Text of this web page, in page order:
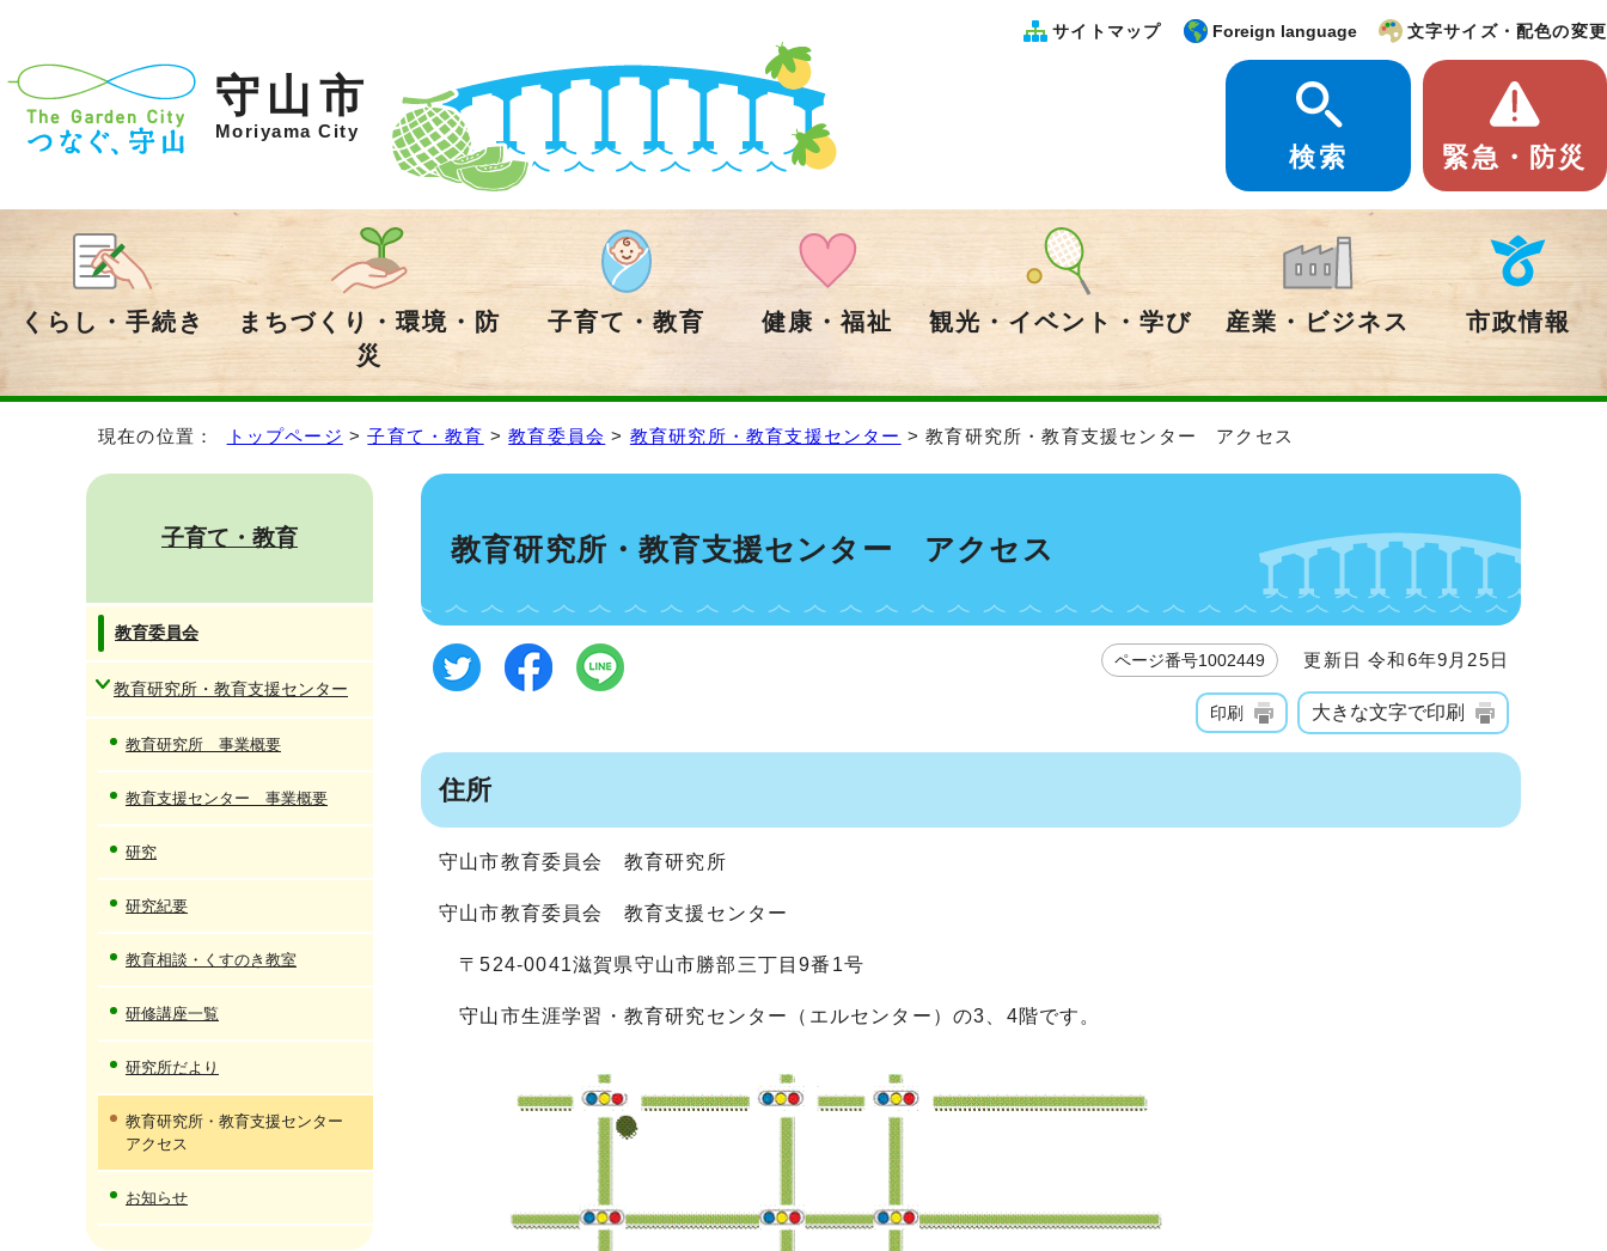
守山市
Moriyama City
サイトマップ Foreign language 文字サイズ・配色の変更
検索 緊急・防災
くらし・手続き
まちづくり・環境・防
災
子育て・教育 健康・福祉 観光・イベント・学び 産業・ビジネス 市政情報
現在の位置： トップページ >子育て・教育 >教育委員会 > 教育研究所・教育支援センター > 教育研究所・教育支援センター アクセス
教育研究所・教育支援センター アクセス
ページ番号1002449 更新日 令和6年9月25日
印刷 大きな文字で印刷
住所
守山市教育委員会 教育研究所
守山市教育委員会 教育支援センター
〒524-0041滋賀県守山市勝部三丁目9番1号
守山市生涯学習・教育研究センター（エルセンター）の3、4階です。
子育て・教育
教育委員会
教育研究所・教育支援センター
教育研究所 事業概要
教育支援センター 事業概要
研究
研究紀要
教育相談・くすのき教室
研修講座一覧
研究所だより
教育研究所・教育支援センター
アクセス
お知らせ